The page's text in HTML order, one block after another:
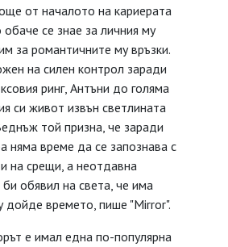
от началото на кариерата
се знае за личния му
за романтичните му връзки.
на силен контрол заради
ринг, Антъни до голяма
си живот извън светлината
той призна, че заради
няма време да се запознава с
на срещи, а неотдавна
обявил на света, че има
дойде времето, пише "Mirror".
е имал една по-популярна